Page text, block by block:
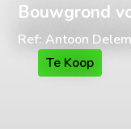
Bouwgrond
Ref: Antoon
Te Koop